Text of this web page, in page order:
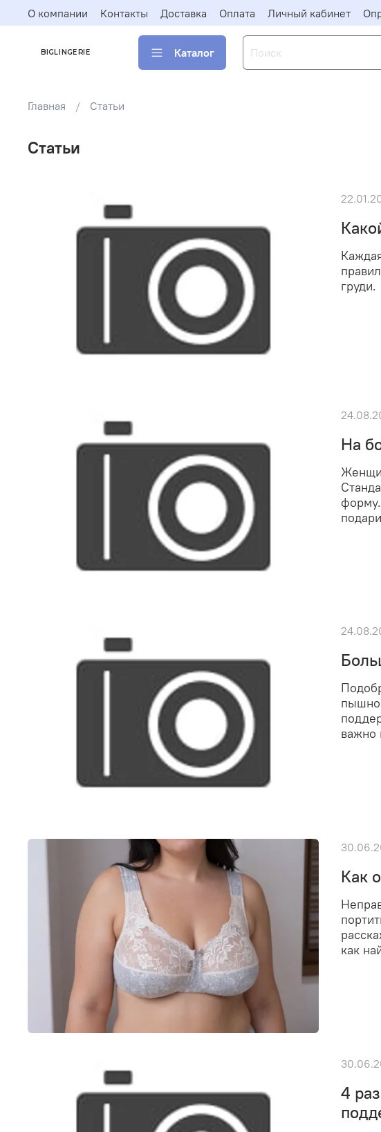
О компании Контакты Доставка Оплата Личный кабинет
BIGLINGERIE Каталог
Главная Статьи
Статьи
груди.
На
важно
Как
как
4